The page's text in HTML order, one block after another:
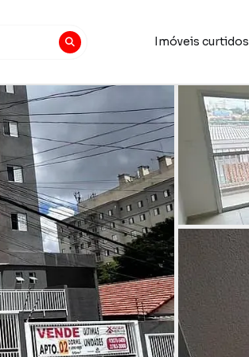
Imóveis curtidos